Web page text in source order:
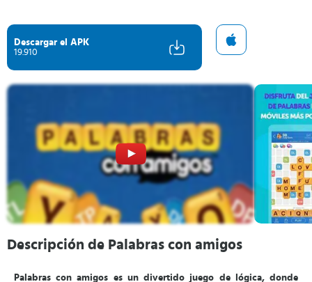
Descargar el APK
19.910
Descripción de Palabras con amigos
Palabras con amigos es un divertido juego de lógica, donde